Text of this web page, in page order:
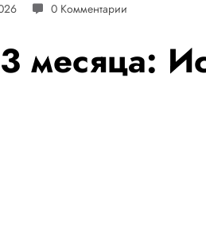
0 Комментарии
месяца: